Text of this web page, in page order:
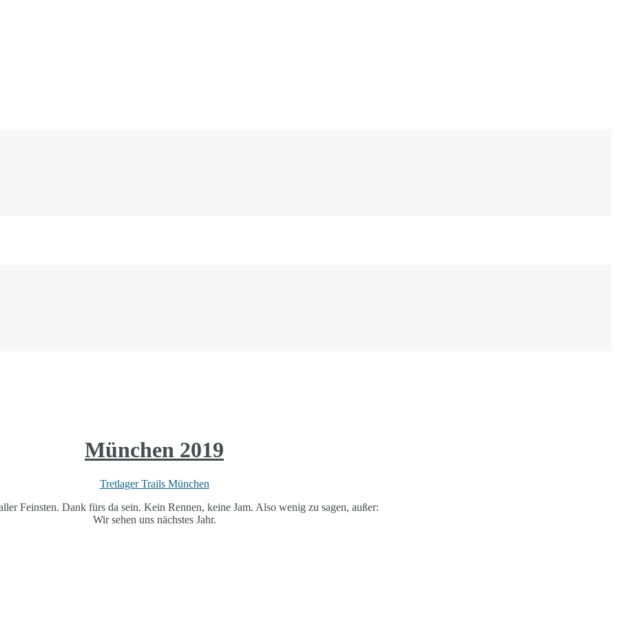
München 2019
Tretlager Trails München
Feinsten. Dank fürs da sein. Kein Rennen, keine Jam. Also wenig zu sagen, außer:
Wir sehen uns nächstes Jahr.